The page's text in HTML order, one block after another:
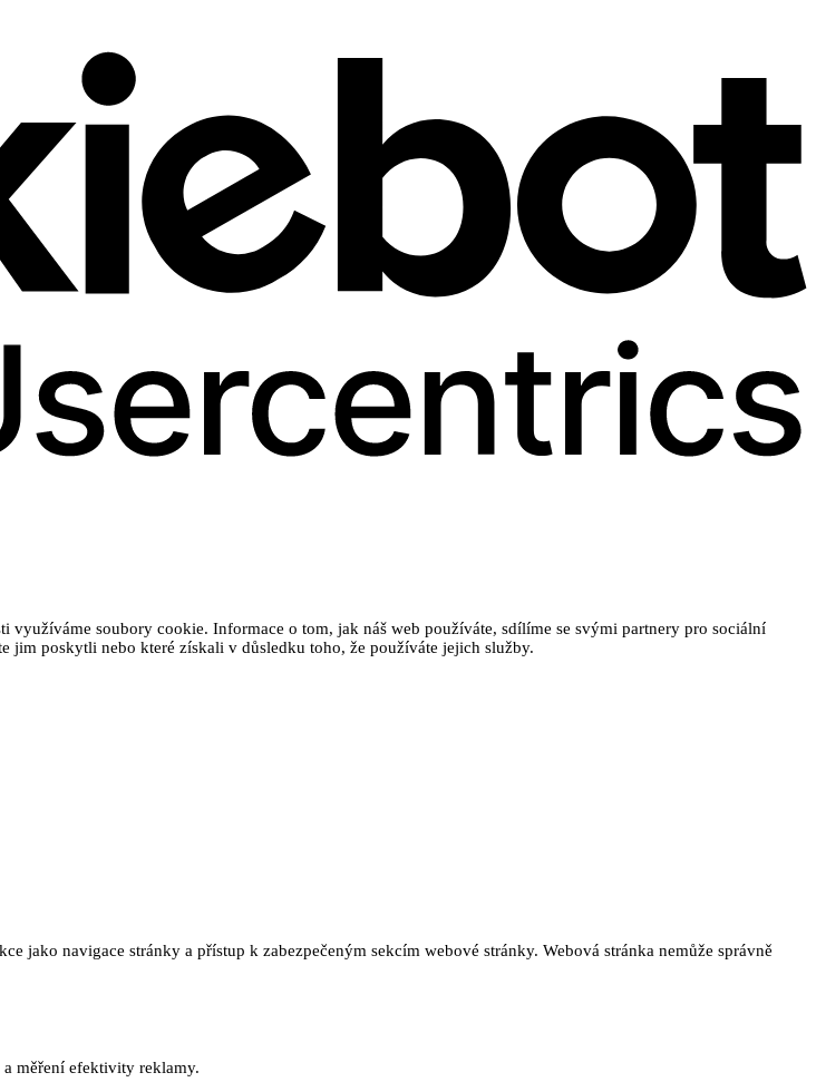
soubory cookie. Informace o tom, jak náš web používáte, sdílíme se svými partnery pro sociální
jim poskytli nebo které získali v důsledku toho, že používáte jejich služby.
jako navigace stránky a přístup k zabezpečeným sekcím webové stránky. Webová stránka nemůže správně
měření efektivity reklamy.